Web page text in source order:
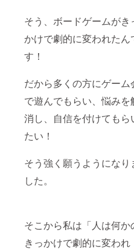
そう、ボードゲームがき
かけで劇的に変われたん
す！
だから多くの方にゲーム
で遊んでもらい、悩みを
消し、自信を付けてもら
たい！
そう強く願うようになり
した。
そこから私は「人は何か
きっかけで劇的に変われ